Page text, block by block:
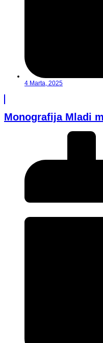
4 Marta, 2025
Monografija Mladi